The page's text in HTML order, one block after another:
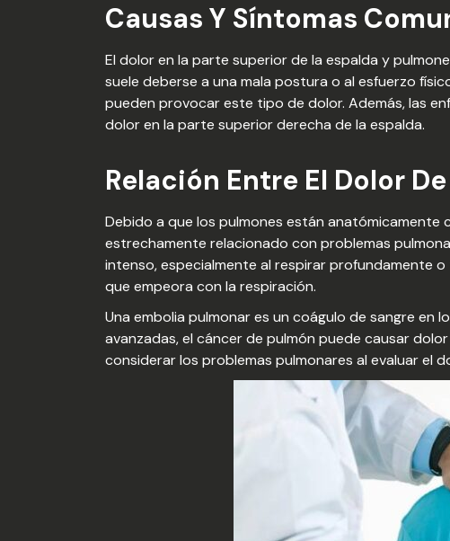
Causas Y Síntomas
El dolor en la parte superior de la espalda y
suele deberse a una mala postura o al esfuerzo
pueden provocar este tipo de dolor. Además, las
dolor en la parte superior derecha de la espalda.
Relación Entre El Dolor
Debido a que los pulmones están
estrechamente relacionado con problemas
intenso, especialmente al respirar profundamente
que empeora con la respiración.
Una embolia pulmonar es un coágulo de sangre en
avanzadas, el cáncer de pulmón puede causar
considerar los problemas pulmonares al evaluar el